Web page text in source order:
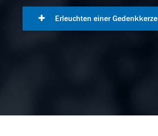
Erleuchten einer Gedenkkerze